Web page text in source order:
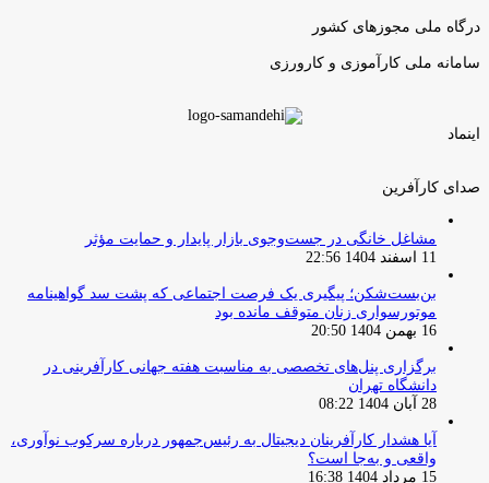
درگاه ملی مجوزهای کشور
سامانه ملی کارآموزی و کارورزی
اینماد
صدای کارآفرین
مشاغل خانگی در جست‌وجوی بازار پایدار و حمایت مؤثر
11 اسفند 1404 22:56
بن‌بست‌شکن؛ پیگیری یک فرصت اجتماعی که پشت سد گواهینامه
موتورسواری زنان متوقف مانده بود
16 بهمن 1404 20:50
برگزاری پنل‌های تخصصی به مناسبت هفته جهانی کارآفرینی در
دانشگاه تهران
28 آبان 1404 08:22
آیا هشدار کارآفرینان دیجیتال به رئیس‌جمهور درباره سرکوب نوآوری،
واقعی و به‌جا است؟
15 مرداد 1404 16:38